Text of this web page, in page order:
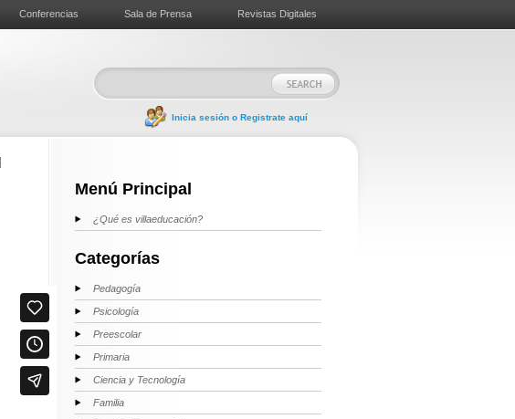
Conferencias Sala de Prensa Revistas Digitales
Inicia sesión o Registrate aquí
Menú Principal
¿Qué es villaeducación?
Categorías
Pedagogía
Psicología
Preescolar
Primaria
Ciencia y Tecnología
Familia